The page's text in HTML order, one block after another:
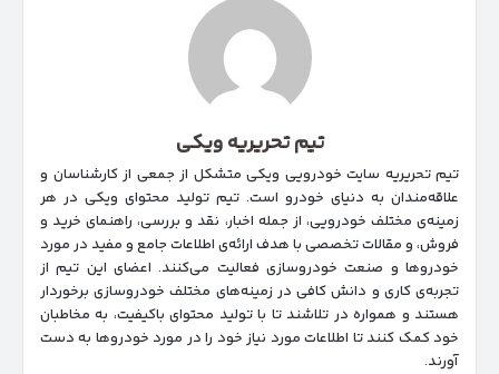
تیم تحریریه ویکی
تیم تحریریه سایت خودرویی ویکی متشکل از جمعی از کارشناسان و
علاقه‌مندان به دنیای خودرو است. تیم تولید محتوای ویکی در هر
زمینه‌‌ی مختلف خودرویی، از جمله اخبار، نقد و بررسی، راهنمای خرید و
فروش، و مقالات تخصصی با هدف ارائه‌ی اطلاعات جامع و مفید در مورد
خودروها و صنعت خودروسازی فعالیت می‌کنند. اعضای این تیم از
تجربه‌ی کاری و دانش کافی در زمینه‌های مختلف خودروسازی برخوردار
هستند و همواره در تلاشند تا با تولید محتوای باکیفیت، به مخاطبان
خود کمک کنند تا اطلاعات مورد نیاز خود را در مورد خودروها به دست
آورند.